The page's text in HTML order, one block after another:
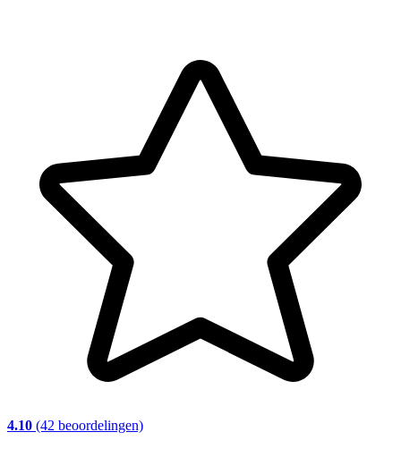
4.10 (42 beoordelingen)